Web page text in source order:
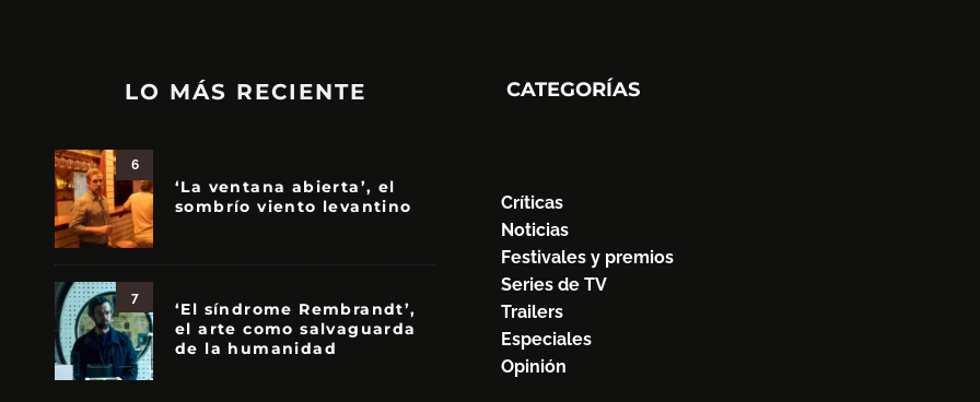
LO MÁS RECIENTE
6
‘La ventana abierta’, el
sombrío viento levantino
7
‘El síndrome Rembrandt’,
el arte como salvaguarda
de la humanidad
CATEGORÍAS
Críticas
Noticias
Festivales y premios
Series de TV
Trailers
Especiales
Opinión